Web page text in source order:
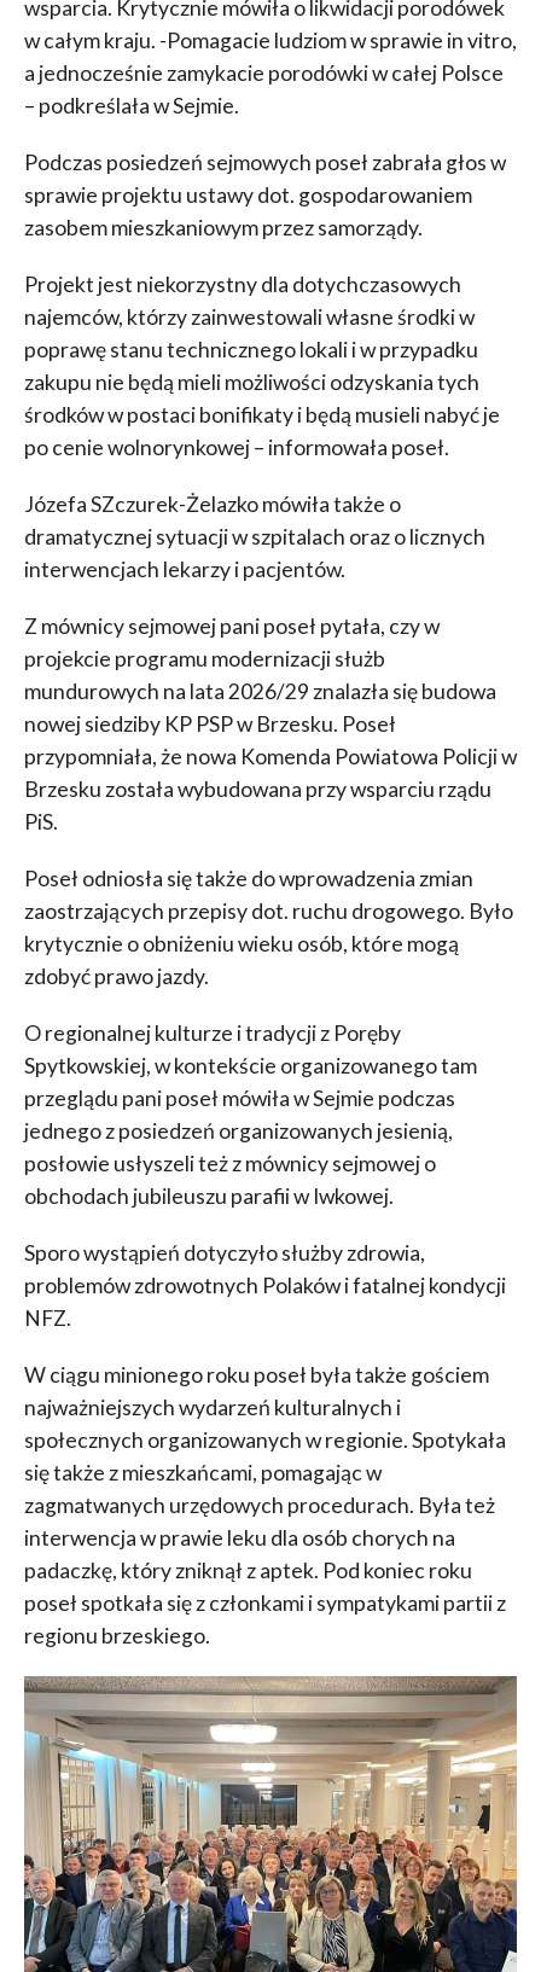
wsparcia. Krytycznie mówiła o likwidacji porodówek
w całym kraju. -Pomagacie ludziom w sprawie in vitro,
a jednocześnie zamykacie porodówki w całej Polsce
– podkreślała w Sejmie.
Podczas posiedzeń sejmowych poseł zabrała głos w
sprawie projektu ustawy dot. gospodarowaniem
zasobem mieszkaniowym przez samorządy.
Projekt jest niekorzystny dla dotychczasowych
najemców, którzy zainwestowali własne środki w
poprawę stanu technicznego lokali i w przypadku
zakupu nie będą mieli możliwości odzyskania tych
środków w postaci bonifikaty i będą musieli nabyć je
po cenie wolnorynkowej – informowała poseł.
Józefa SZczurek-Żelazko mówiła także o
dramatycznej sytuacji w szpitalach oraz o licznych
interwencjach lekarzy i pacjentów.
Z mównicy sejmowej pani poseł pytała, czy w
projekcie programu modernizacji służb
mundurowych na lata 2026/29 znalazła się budowa
nowej siedziby KP PSP w Brzesku. Poseł
przypomniała, że nowa Komenda Powiatowa Policji w
Brzesku została wybudowana przy wsparciu rządu
PiS.
Poseł odniosła się także do wprowadzenia zmian
zaostrzających przepisy dot. ruchu drogowego. Było
krytycznie o obniżeniu wieku osób, które mogą
zdobyć prawo jazdy.
O regionalnej kulturze i tradycji z Poręby
Spytkowskiej, w kontekście organizowanego tam
przeglądu pani poseł mówiła w Sejmie podczas
jednego z posiedzeń organizowanych jesienią,
posłowie usłyszeli też z mównicy sejmowej o
obchodach jubileuszu parafii w Iwkowej.
Sporo wystąpień dotyczyło służby zdrowia,
problemów zdrowotnych Polaków i fatalnej kondycji
NFZ.
W ciągu minionego roku poseł była także gościem
najważniejszych wydarzeń kulturalnych i
społecznych organizowanych w regionie. Spotykała
się także z mieszkańcami, pomagając w
zagmatwanych urzędowych procedurach. Była też
interwencja w prawie leku dla osób chorych na
padaczkę, który zniknął z aptek. Pod koniec roku
poseł spotkała się z członkami i sympatykami partii z
regionu brzeskiego.